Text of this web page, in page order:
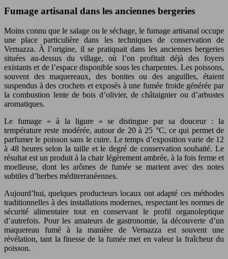
Fumage artisanal dans les anciennes bergeries
Moins connu que le salage ou le séchage, le fumage artisanal occupe
une place particulière dans les techniques de conservation de
Vernazza. À l’origine, il se pratiquait dans les anciennes bergeries
situées au-dessus du village, où l’on profitait déjà des foyers
existants et de l’espace disponible sous les charpentes. Les poissons,
souvent des maquereaux, des bonites ou des anguilles, étaient
suspendus à des crochets et exposés à une fumée froide générée par
la combustion lente de bois d’olivier, de châtaignier ou d’arbustes
aromatiques.
Le fumage « à la ligure » se distingue par sa douceur : la
température reste modérée, autour de 20 à 25 °C, ce qui permet de
parfumer le poisson sans le cuire. Le temps d’exposition varie de 12
à 48 heures selon la taille et le degré de conservation souhaité. Le
résultat est un produit à la chair légèrement ambrée, à la fois ferme et
moelleuse, dont les arômes de fumée se marient avec des notes
subtiles d’herbes méditerranéennes.
Aujourd’hui, quelques producteurs locaux ont adapté ces méthodes
traditionnelles à des installations modernes, respectant les normes de
sécurité alimentaire tout en conservant le profil organoleptique
d’autrefois. Pour les amateurs de gastronomie, la découverte d’un
maquereau fumé à la manière de Vernazza est souvent une
révélation, tant la finesse de la fumée met en valeur la fraîcheur du
poisson.